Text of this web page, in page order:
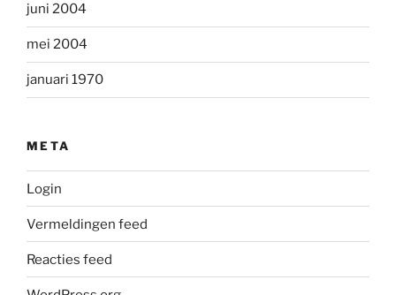
juni 2004
mei 2004
januari 1970
META
Login
Vermeldingen feed
Reacties feed